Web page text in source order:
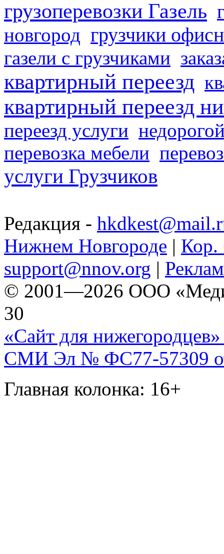
грузоперевозки Газель
новгород грузчики
газели с грузчиками
квартирный переезд
квартирный переезд
переезд услуги
перевозка мебели
услуги Грузчиков
Редакция -
Нижнем Новгороде | Кор.
support@nnov.org |
© 2001—2026 ООО
30
«Сайт для нижегородцев»
СМИ Эл № ФС77-57309
Главная колонка: 16+